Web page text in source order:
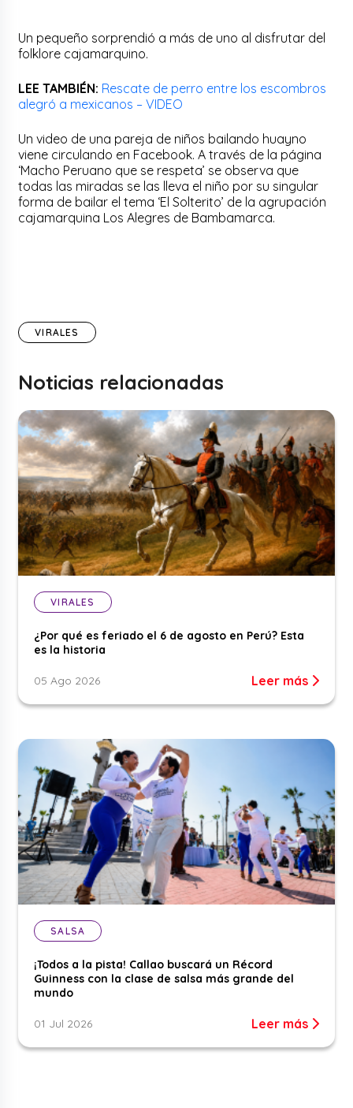
Un pequeño sorprendió a más de uno al disfrutar del
folklore cajamarquino.
LEE TAMBIÉN: Rescate de perro entre los escombros
alegró a mexicanos – VIDEO
Un video de una pareja de niños bailando huayno
viene circulando en Facebook. A través de la página
‘Macho Peruano que se respeta’ se observa que
todas las miradas se las lleva el niño por su singular
forma de bailar el tema ‘El Solterito’ de la agrupación
cajamarquina Los Alegres de Bambamarca.
VIRALES
Noticias relacionadas
VIRALES
¿Por qué es feriado el 6 de agosto en Perú? Esta
es la historia
05 Ago 2026 Leer más
SALSA
¡Todos a la pista! Callao buscará un Récord
Guinness con la clase de salsa más grande del
mundo
01 Jul 2026 Leer más